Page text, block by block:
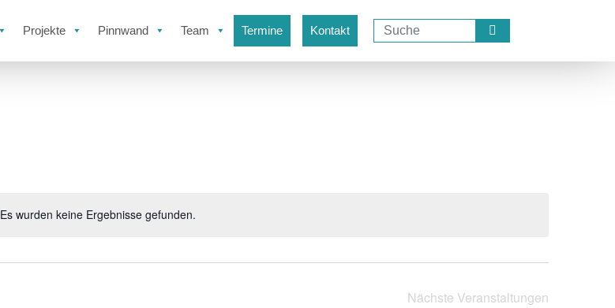
Projekte Pinnwand Team Termine Kontakt
Hinweis
Es wurden keine Ergebnisse gefunden.
Nächste Veranstaltungen